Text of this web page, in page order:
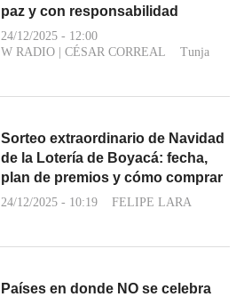
paz y con responsabilidad
24/12/2025 - 12:00
W RADIO | CÉSAR CORREAL Tunja
Sorteo extraordinario de Navidad
de la Lotería de Boyacá: fecha,
plan de premios y cómo comprar
24/12/2025 - 10:19 FELIPE LARA
Países en donde NO se celebra